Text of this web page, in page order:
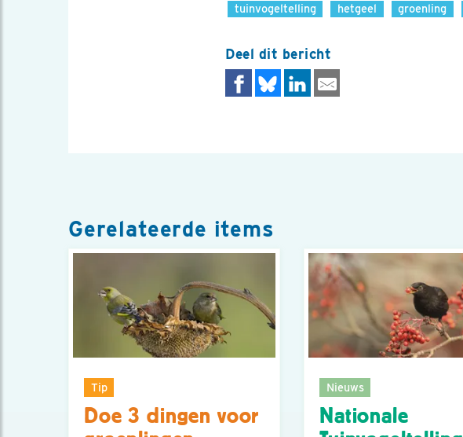
tuinvogeltelling hetgeel groenling
Deel dit bericht
Gerelateerde items
Tip
Doe 3 dingen voor
Nieuws
Nationale